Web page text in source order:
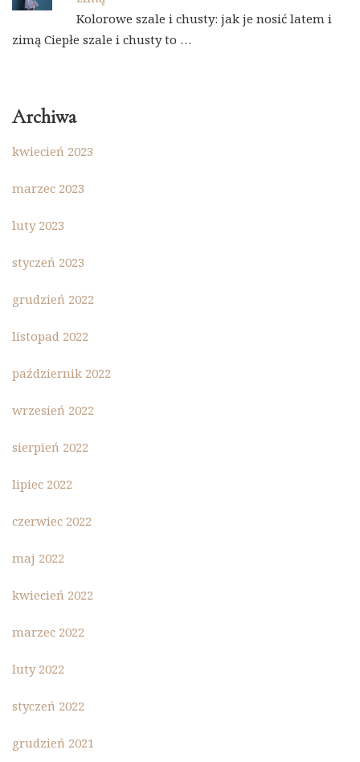
Kolorowe szale i chusty: jak je nosić latem i
zimą Ciepłe szale i chusty to …
Archiwa
kwiecień 2023
marzec 2023
luty 2023
styczeń 2023
grudzień 2022
listopad 2022
październik 2022
wrzesień 2022
sierpień 2022
lipiec 2022
czerwiec 2022
maj 2022
kwiecień 2022
marzec 2022
luty 2022
styczeń 2022
grudzień 2021